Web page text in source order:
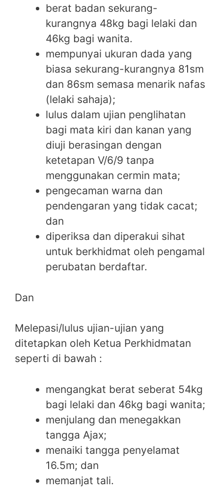
berat badan sekurang-
kurangnya 48kg bagi lelaki dan
46kg bagi wanita.
mempunyai ukuran dada yang
biasa sekurang-kurangnya 81sm
dan 86sm semasa menarik nafas
(lelaki sahaja);
lulus dalam ujian penglihatan
bagi mata kiri dan kanan yang
diuji berasingan dengan
ketetapan V/6/9 tanpa
menggunakan cermin mata;
pengecaman warna dan
pendengaran yang tidak cacat;
dan
diperiksa dan diperakui sihat
untuk berkhidmat oleh pengamal
perubatan berdaftar.
Dan
Melepasi/lulus ujian-ujian yang
ditetapkan oleh Ketua Perkhidmatan
seperti di bawah :
mengangkat berat seberat 54kg
bagi lelaki dan 46kg bagi wanita;
menjulang dan menegakkan
tangga Ajax;
menaiki tangga penyelamat
16.5m; dan
memanjat tali.